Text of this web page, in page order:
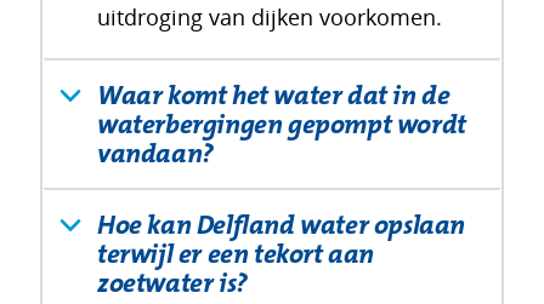
uitdroging van dijken voorkomen.
Waar komt het water dat in de
waterbergingen gepompt wordt
vandaan?
Hoe kan Delfland water opslaan
terwijl er een tekort aan
zoetwater is?